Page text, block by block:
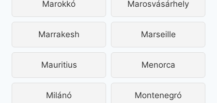
Marokkó Marosvásárhely
Marrakesh Marseille
Mauritius Menorca
Milánó Montenegró